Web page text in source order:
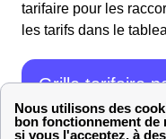
tarifaire pour les
les tarifs dans le
Grille tarifaire